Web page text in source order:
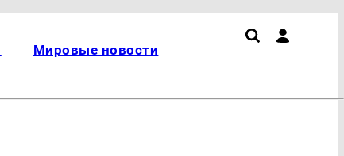
Мировые новости